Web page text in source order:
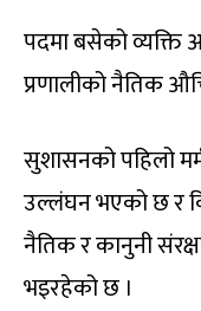
पदमा बसेको व्यक्ति
प्रणालीको नैतिक
सुशासनको पहिलो
उल्लंघन भएको छ र
नैतिक र कानुनी
भइरहेको छ ।